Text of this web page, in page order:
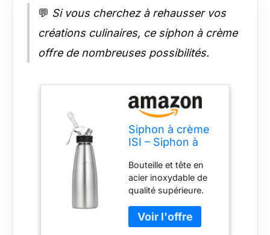
💬 Si vous cherchez à rehausser vos
créations culinaires, ce siphon à crème
offre de nombreuses possibilités.
Siphon à crème
ISI – Siphon à
Matériau : acier
inoxydable.
Bouteille et tête en
acier inoxydable de
qualité supérieure.
acier inoxydable et
joint en silicone avec